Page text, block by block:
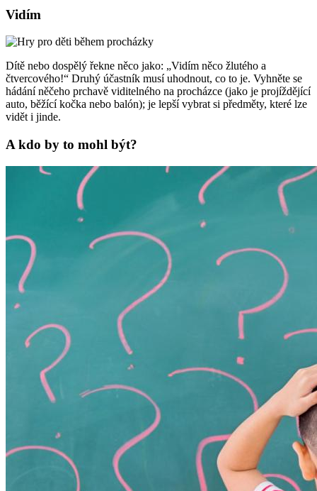
Vidím
Dítě nebo dospělý řekne něco jako: „Vidím něco žlutého a
čtvercového!“ Druhý účastník musí uhodnout, co to je. Vyhněte se
hádání něčeho prchavě viditelného na procházce (jako je projíždějící
auto, běžící kočka nebo balón); je lepší vybrat si předměty, které lze
vidět i jinde.
A kdo by to mohl být?